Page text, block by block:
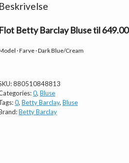
Beskrivelse
Flot Betty Barclay Bluse til 649.00
· Farve · Dark Blue/Cream
880510848813
0, Bluse
0, Betty Barclay, Bluse
Betty Barclay